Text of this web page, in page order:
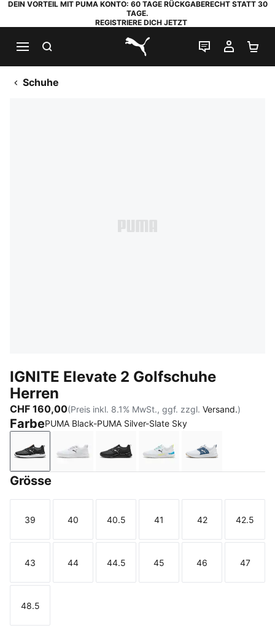
DEIN VORTEIL MIT PUMA KONTO: 60 TAGE RÜCKGABERECHT STATT 30
TAGE.
REGISTRIERE DICH JETZT
PUMA.com
LIVE-CHAT
MEIN
Schuhe
IGNITE Elevate 2 Golfschuhe
Herren
CHF 160,00(Preis inkl. 8.1% MwSt., ggf. zzgl. Versand.)
FarbePUMA Black-PUMA Silver-Slate Sky
PUMA Black-PUMA Silver-Slate Sky
PUMA White-PUMA Black-PUMA Silver
PUMA Black-PUMA Black-PUMA
PUMA White-Speed
PUMA White-
Grösse
Größe
39
Größe
40
Größe
40.5
Größe
41
Größe
42
Größe
42.5
Größe
43
Größe
44
Größe
44.5
Größe
45
Größe
46
Größe
47
Größe
48.5